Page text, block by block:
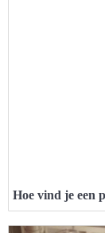
Hoe vind je een